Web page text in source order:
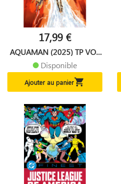
17,99 €
AQUAMAN (2025) TP VOL
Disponible
Ajouter au panier